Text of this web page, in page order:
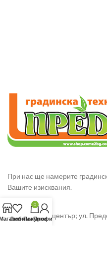
При нас ще намерите
Вашите изисквания.
гр. Сливен – център; ул.
Любими
0
Покупки
Профил